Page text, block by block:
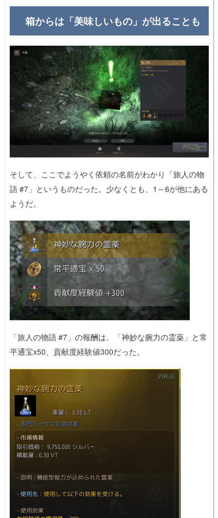
箱からは「美味しいもの」が出ることも
そして、ここでようやく依頼の名前がわかり「旅人の物
語 #7」というものだった。少なくとも、1～6が他にある
ようだ。
「旅人の物語 #7」の報酬は、「神妙な腕力の霊薬」と常
平通宝x50、貢献度経験値300だった。